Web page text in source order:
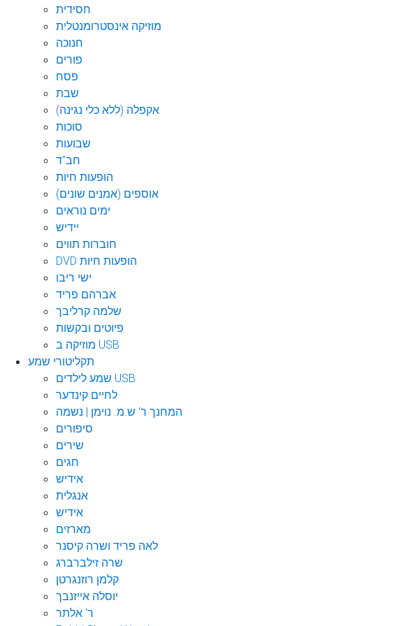
חסידית
מוזיקה אינסטרומנטלית
חנוכה
פורים
פסח
שבת
אקפלה (ללא כלי נגינה)
סוכות
שבועות
חב"ד
הופעות חיות
אוספים (אמנים שונים)
ימים נוראים
יידיש
חוברות תווים
DVD הופעות חיות
ישי ריבו
אברהם פריד
שלמה קרליבך
פיוטים ובקשות
מוזיקה ב USB
תקליטורי שמע
שמע לילדים USB
לחיים קינדער
המחנך ר' ש.מ. נוימן | נשמה
סיפורים
שירים
חגים
אידיש
אנגלית
אידיש
מארזים
לאה פריד ושרה קיסנר
שרה זילברברג
קלמן רוזנגרטן
יוסלה אייזנבך
ר' אלתר